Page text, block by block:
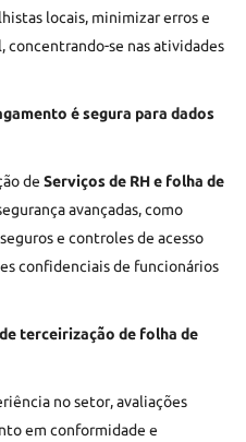
locais, minimizar erros e
concentrando-se nas atividades
é segura para dados
de Serviços de RH e folha de
avançadas, como
e controles de acesso
confidenciais de funcionários
terceirização de folha de
no setor, avaliações
em conformidade e